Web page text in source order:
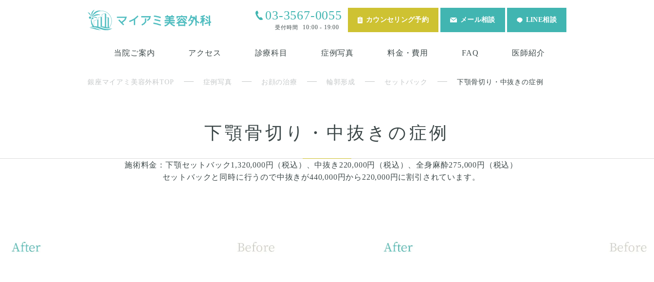
03-3567-0055
受付時間 10:00 - 19:00
カウンセリング予約 メール相談 LINE相談
当院ご案内 アクセス 診療科目 症例写真 料金・費用 FAQ 医師紹介
銀座マイアミ美容外科TOP 症例写真 お顔の治療 輪郭形成 セットバック 下顎骨切り・中抜きの症例
下顎骨切り・中抜きの症例
施術料金：下顎セットバック1,320,000円（税込）、中抜き220,000円（税込）、全身麻酔275,000円（税込）
セットバックと同時に行うので中抜きが440,000円から220,000円に割引されています。